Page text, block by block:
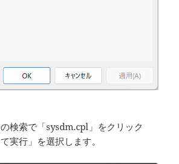
検索で「sysdm.cpl」をクリック
実行」を選択します。